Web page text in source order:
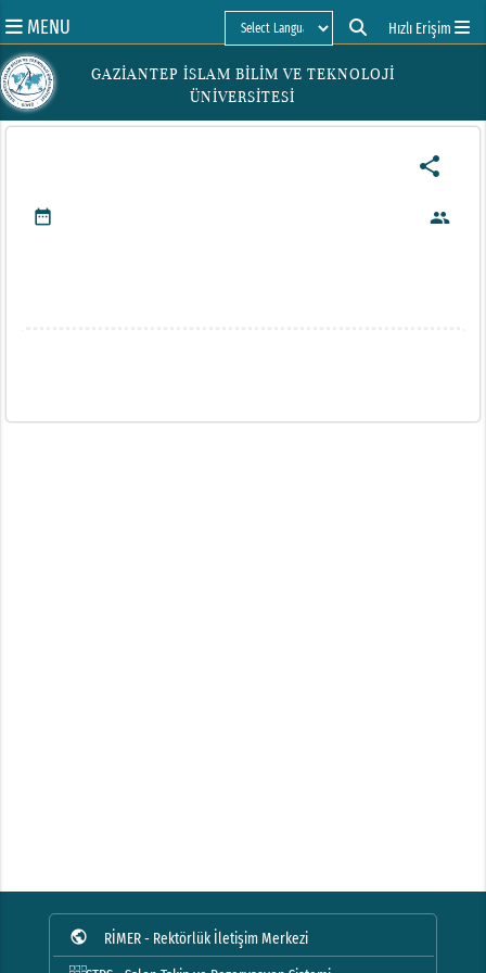
MENU
Powered by
Hızlı Erişim
GAZİANTEP İSLAM BİLİM VE TEKNOLOJİ
ÜNİVERSİTESİ
share
date_range people
public
RİMER - Rektörlük İletişim Merkezi